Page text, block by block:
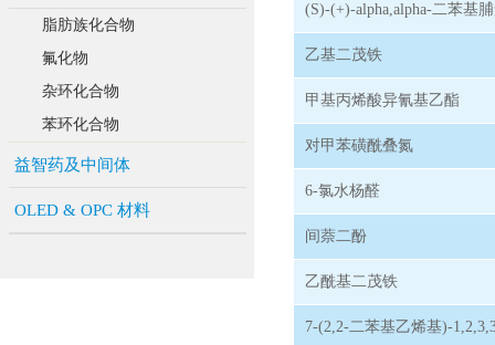
脂肪族化合物
氟化物
杂环化合物
苯环化合物
益智药及中间体
OLED & OPC 材料
(S)-(+)-alpha,alpha-二苯基
乙基二茂铁
甲基丙烯酸异氰基乙酯
对甲苯磺酰叠氮
6-氯水杨醛
间萘二酚
乙酰基二茂铁
7-(2,2-二苯基乙烯基)-